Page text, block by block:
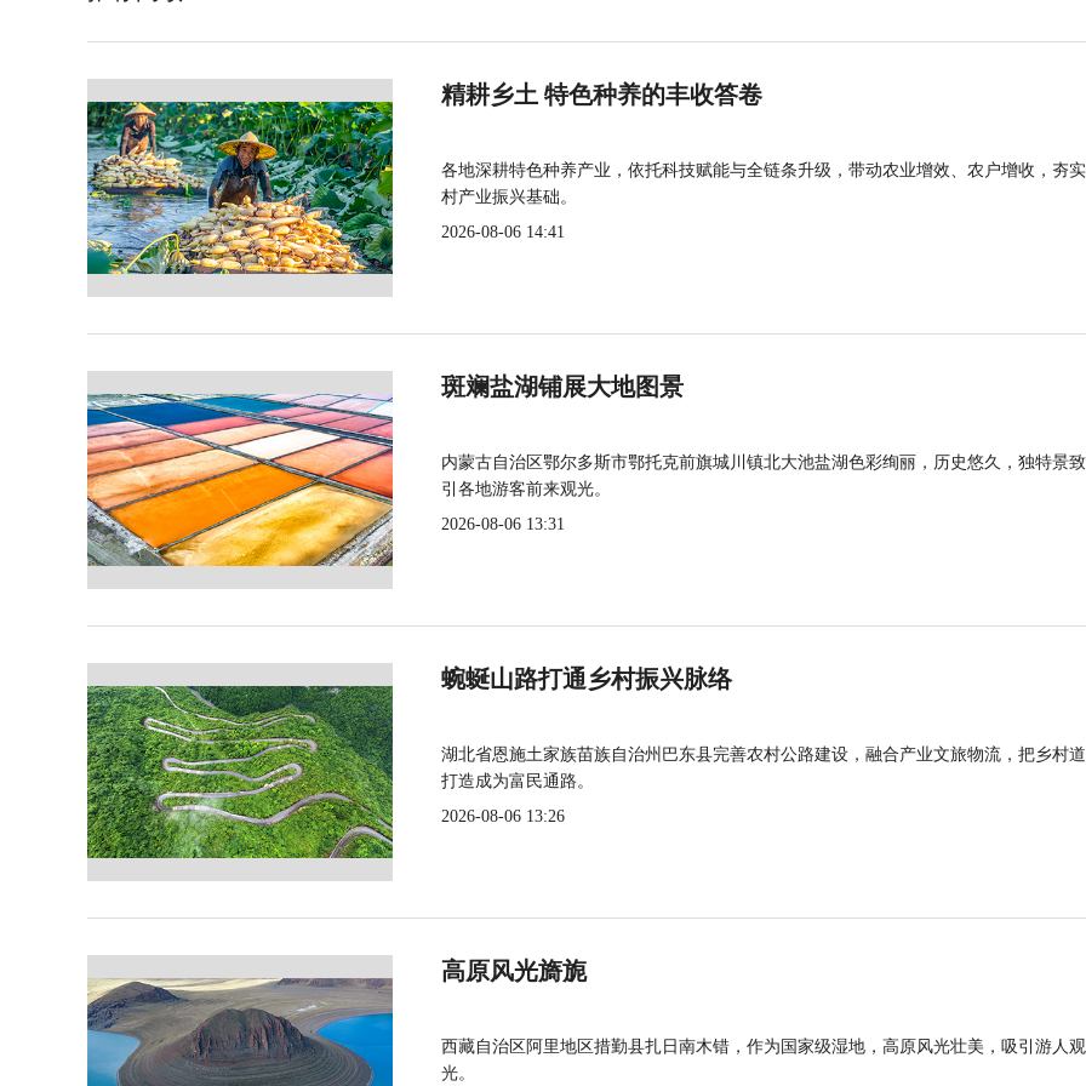
精耕乡土 特色种养的丰收答卷
各地深耕特色种养产业，依托科技赋能与全链条升级，带动农业增效、农户增收，夯
村产业振兴基础。
2026-08-06 14:41
斑斓盐湖铺展大地图景
内蒙古自治区鄂尔多斯市鄂托克前旗城川镇北大池盐湖色彩绚丽，历史悠久，独特景
引各地游客前来观光。
2026-08-06 13:31
蜿蜒山路打通乡村振兴脉络
湖北省恩施土家族苗族自治州巴东县完善农村公路建设，融合产业文旅物流，把乡村
打造成为富民通路。
2026-08-06 13:26
高原风光旖旎
西藏自治区阿里地区措勤县扎日南木错，作为国家级湿地，高原风光壮美，吸引游人观
光。